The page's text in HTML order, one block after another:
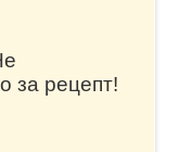
за рецепт!